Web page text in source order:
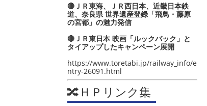
🔴ＪＲ東海、ＪＲ西日本、近畿日本鉄
道、奈良県 世界遺産登録「飛鳥・藤原
の宮都」の魅力発信
🔴ＪＲ東日本 映画「ルックバック」と
タイアップしたキャンペーン展開
https://www.toretabi.jp/railway_info/e
ntry-26091.html
🔀ＨＰリンク集